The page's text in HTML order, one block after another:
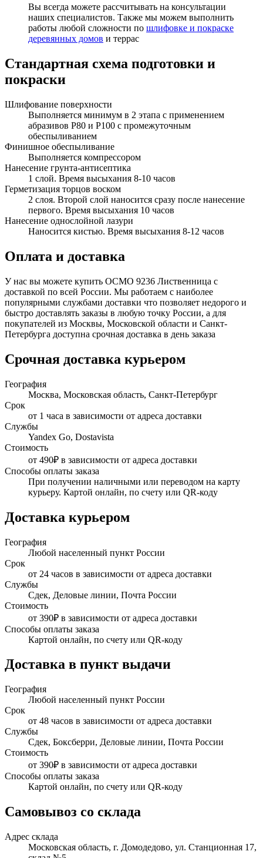
Вы всегда можете рассчитывать на консультации
наших специалистов. Также мы можем выполнить
работы любой сложности по шлифовке и покраске
деревянных домов и террас
Стандартная схема подготовки и
покраски
Шлифование поверхности
Выполняется минимум в 2 этапа с применением
абразивов Р80 и Р100 с промежуточным
обеспыливанием
Финишное обеспыливание
Выполняется компрессором
Нанесение грунта-антисептика
1 слой. Время высыхания 8-10 часов
Герметизация торцов воском
2 слоя. Второй слой наносится сразу после нанесение
первого. Время высыхания 10 часов
Нанесение однослойной лазури
Наносится кистью. Время высыхания 8-12 часов
Оплата и доставка
У нас вы можете купить ОСМО 9236 Лиственница с
доставкой по всей России. Мы работаем с наиболее
популярными службами доставки что позволяет недорого и
быстро доставлять заказы в любую точку России, а для
покупателей из Москвы, Московской области и Санкт-
Петербурга доступна срочная доставка в день заказа
Срочная доставка курьером
География
Москва, Московская область, Санкт-Петербург
Срок
от 1 часа в зависимости от адреса доставки
Службы
Yandex Go, Dostavista
Стоимость
от 490₽ в зависимости от адреса доставки
Способы оплаты заказа
При получении наличными или переводом на карту
курьеру. Картой онлайн, по счету или QR-коду
Доставка курьером
География
Любой населенный пункт России
Срок
от 24 часов в зависимости от адреса доставки
Службы
Сдек, Деловые линии, Почта России
Стоимость
от 390₽ в зависимости от адреса доставки
Способы оплаты заказа
Картой онлайн, по счету или QR-коду
Доставка в пункт выдачи
География
Любой населенный пункт России
Срок
от 48 часов в зависимости от адреса доставки
Службы
Сдек, Боксберри, Деловые линии, Почта России
Стоимость
от 390₽ в зависимости от адреса доставки
Способы оплаты заказа
Картой онлайн, по счету или QR-коду
Самовывоз со склада
Адрес склада
Московская область, г. Домодедово, ул. Станционная 17,